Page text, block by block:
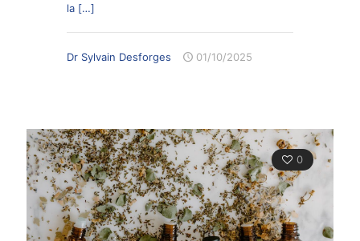
la […]
Dr Sylvain Desforges 01/10/2025
0